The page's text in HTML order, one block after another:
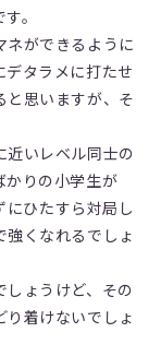
。
ネができるように
タラメに打たせ
と思いますが、そ
近いレベル同士の
かりの小学生が
ひたすら対局し
くなれるでしょ
しょうけど、その
着けないでしょ